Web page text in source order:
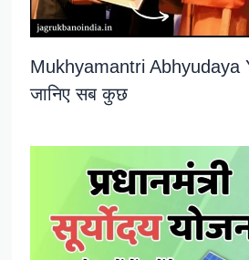
Mukhyamantri Abhyudaya
जानिए सब कुछ